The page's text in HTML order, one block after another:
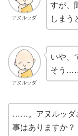
アヌルッダ
すが、
しまう
アヌルッダ
いや、
そう
……。アヌルッダ
事はありますか？